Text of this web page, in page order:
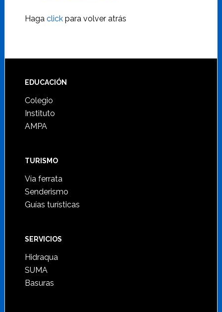
Haga clickpara volver atrás
Footer
EDUCACIÓN
Colegio
Instituto
AMPA
TURISMO
Vía ferrata
Senderismo
Guías turísticas
SERVICIOS
Hidraqua
SUMA
Basuras